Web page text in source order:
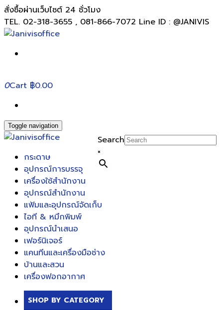
สั่งซื้อผ่านเว็บไซต์ 24 ชั่วโมง
TEL. 02-318-3655 , 081-866-7072 Line ID : @JANIVIS
0Cart ฿0.00
Toggle navigation
Search
×
กระดาษ
อุปกรณ์การบรรจุ
เครื่องใช้สำนักงาน
อุปกรณ์สำนักงาน
แฟ้มและอุปกรณ์จัดเก็บ
ไอที & หมึกพิมพ์
อุปกรณ์นำเสนอ
เฟอร์นิเจอร์
แคนทีนและเครื่องมือช่าง
บ้านและสวน
เครื่องฟอกอากาศ
SHOP BY CATEGORY